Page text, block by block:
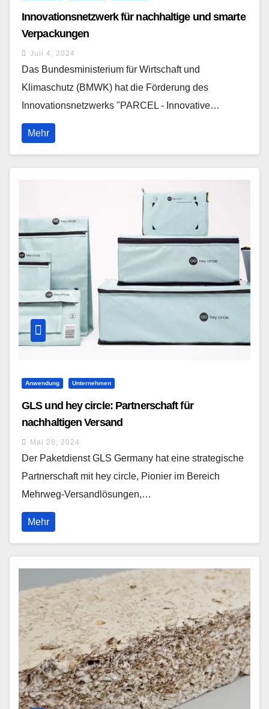
Innovationsnetzwerk für nachhaltige und smarte
Verpackungen
Juli 4, 2024
Das Bundesministerium für Wirtschaft und
Klimaschutz (BMWK) hat die Förderung des
Innovationsnetzwerks "PARCEL - Innovative…
Mehr
Anwendung Unternehmen
GLS und hey circle: Partnerschaft für
nachhaltigen Versand
Mai 28, 2024
Der Paketdienst GLS Germany hat eine strategische
Partnerschaft mit hey circle, Pionier im Bereich
Mehrweg-Versandlösungen,…
Mehr